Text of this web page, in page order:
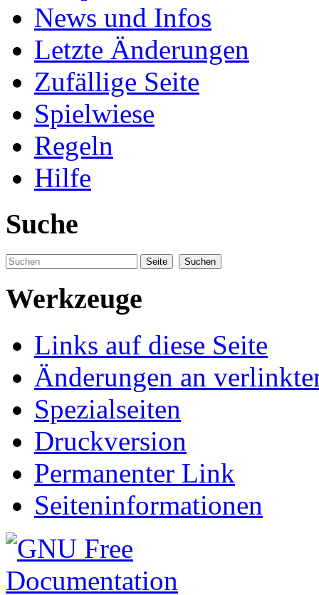
News und Infos
Letzte Änderungen
Zufällige Seite
Spielwiese
Regeln
Hilfe
Suche
Werkzeuge
Links auf diese Seite
Änderungen an
Spezialseiten
Druckversion
Permanenter Link
Seiteninformationen